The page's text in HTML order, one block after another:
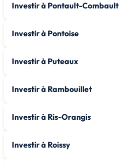
Investir à Pontault-Combault
Investir à Pontoise
Investir à Puteaux
Investir à Rambouillet
Investir à Ris-Orangis
Investir à Roissy